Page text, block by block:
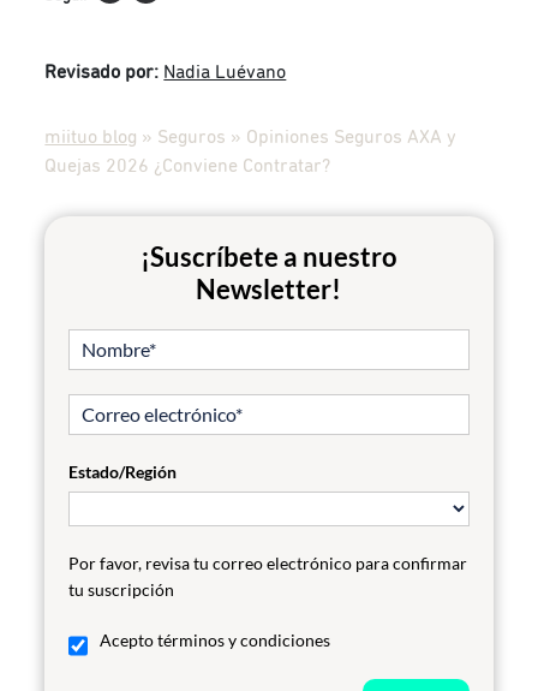
Revisado por: Nadia Luévano
miituo blog » Seguros » Opiniones Seguros AXA y
Quejas 2026 ¿Conviene Contratar?
¡Suscríbete a nuestro
Newsletter!
Estado/Región
Por favor, revisa tu correo electrónico para confirmar
tu suscripción
Acepto términos y condiciones